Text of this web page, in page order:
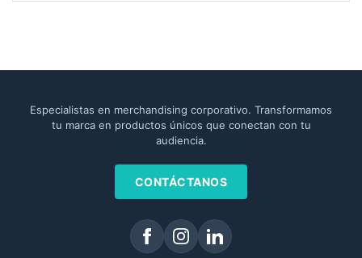
Especialistas en merchandising corporativo. Transformamos
tu marca en productos únicos que conectan con tu
audiencia.
CONTÁCTANOS